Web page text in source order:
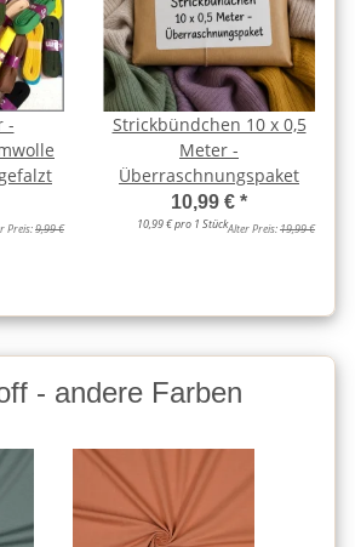
-
Preis:9,99 €
Strickbündchen 10 x 0,5
Meter -
Überraschnungspaket
10,99 € *
10,99 € pro 1 StückAlter Preis:19,99 €
- andere Farben